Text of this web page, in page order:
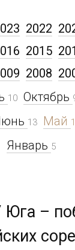
10 Октябрь
13 Май
Январь 5
2022
2015
2008
–